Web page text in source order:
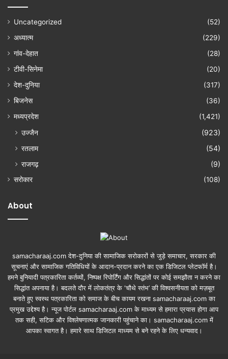
Uncategorized
(52)
अध्यात्म
(229)
गांव-देहात
(28)
टीवी-सिनेमा
(20)
देश-दुनिया
(317)
बिजनेस
(36)
मध्यप्रदेश
(1,421)
उज्जैन
(923)
रतलाम
(54)
राजगढ़
(9)
सरोकार (108)
About
samacharaaj.com देश-दुनिया की सामाजिक सरोकारों से जुड़े समाचार, सरकार की
सूचनाएं और सामाजिक गतिविधियाें के आदान-प्रदान करने का एक डिजिटल प्लेटफॉर्म है।
हमने बुनियादी पत्रकारिता कर्तव्यों, निष्पक्ष रिपोर्टिंग और सिद्धांतों पर कोई समझौता न करने का
सिद्धांत अपनाया है। बदलते दौर में लोकतंत्र के ‘चौथे स्तंभ’ की विश्वसनीयता को मज़बूत
बनाते हुए स्वस्थ पत्रकारिता को समाज के बीच कायम रखना samacharaaj.com का
प्रमुख उद्देश्य है। न्यूज पोर्टल samacharaaj.com के माध्यम से हमारा प्रयास होगा आप
तक सही, सटिक और विश्लेषणात्मक जानकारी पहुंचाने का। samacharaaj.com में
आपका स्‍वागत है। हमारे साथ डिजिटल माध्‍यम से बने रहने के लिए धन्‍यवाद।